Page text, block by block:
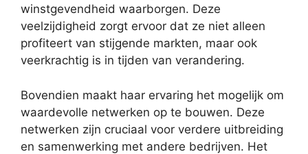
winstgevendheid waarborgen. Deze
veelzijdigheid zorgt ervoor dat ze niet alleen
profiteert van stijgende markten, maar ook
veerkrachtig is in tijden van verandering.
Bovendien maakt haar ervaring het mogelijk om
waardevolle netwerken op te bouwen. Deze
netwerken zijn cruciaal voor verdere uitbreiding
en samenwerking met andere bedrijven. Het